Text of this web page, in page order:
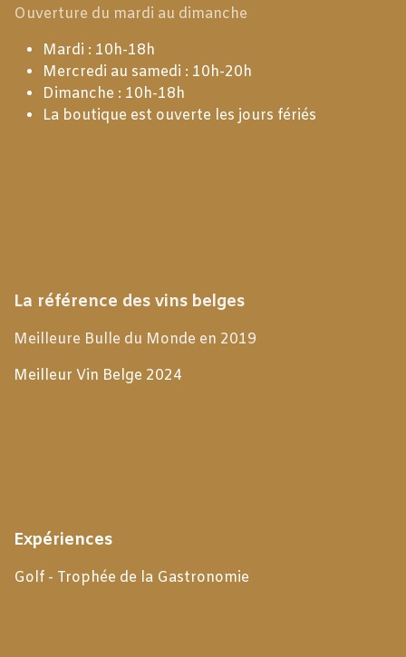
Ouverture du mardi au dimanche
Mardi : 10h-18h
Mercredi au samedi : 10h-20h
Dimanche : 10h-18h
La boutique est ouverte les jours fériés
La référence des vins belges
Meilleure Bulle du Monde en 2019
Meilleur Vin Belge 2024
Expériences
Golf - Trophée de la Gastronomie